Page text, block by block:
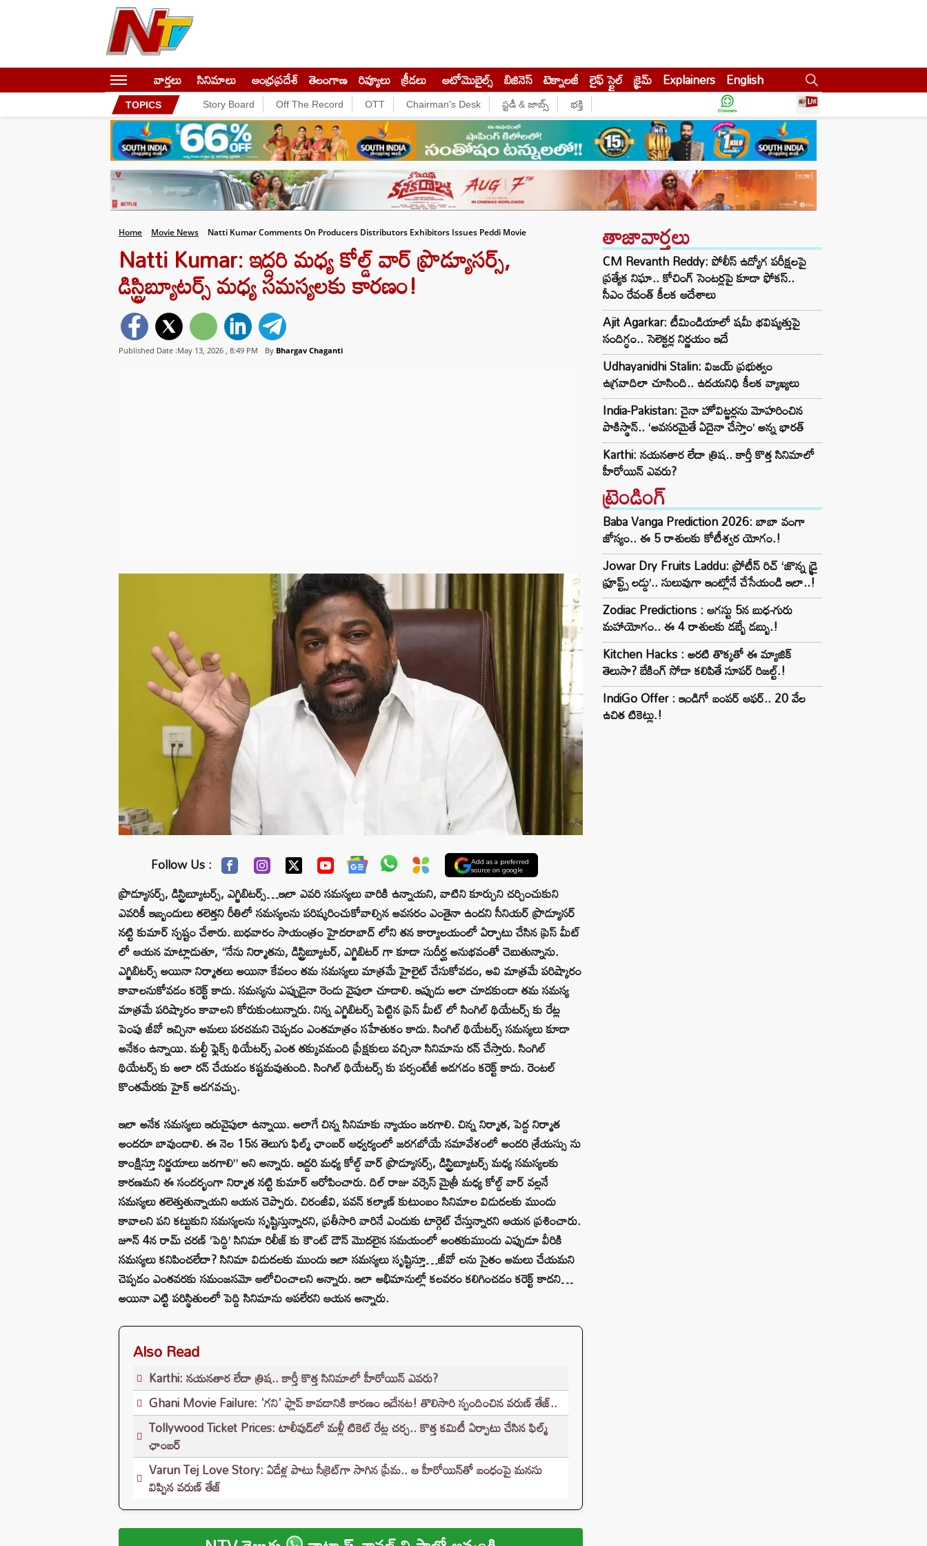
వార్తలు సినిమాలు ఆంధ్రప్రదేశ్ తెలంగాణ రివ్యూలు క్రీడలు ఆటోమొబైల్స్ బిజినెస్‌ టెక్నాలజీ లైఫ్ స్టైల్ క్రైమ్ Explainers English
TOPICS Story Board Off The Record OTT Chairman's Desk స్టడీ & జాబ్స్ భక్తి
Home Movie News Natti Kumar Comments On Producers Distributors Exhibitors Issues Peddi Movie
Natti Kumar: ఇద్దరి మధ్య కోల్డ్ వార్ ప్రొడ్యూసర్స్,
డిస్ట్రిబ్యూటర్స్ మధ్య సమస్యలకు కారణం!
Published Date :May 13, 2026 , 8:49 PM By Bhargav Chaganti
Follow Us : Add as a preferred
source on google
ప్రొడ్యూసర్స్, డిస్ట్రిబ్యూటర్స్, ఎగ్జిబిటర్స్…ఇలా ఎవరి సమస్యలు వారికి ఉన్నాయని, వాటిని కూర్చుని చర్చించుకుని
ఎవరికీ ఇబ్బందులు తలెత్తని రీతిలో సమస్యలను పరిష్కరించుకోవాల్సిన అవసరం ఎంతైనా ఉందని సీనియర్ ప్రొడ్యూసర్
నట్టి కుమార్ స్పష్టం చేశారు. బుధవారం సాయంత్రం హైదరాబాద్ లోని తన కార్యాలయంలో ఏర్పాటు చేసిన ప్రెస్ మీట్
లో ఆయన మాట్లాడుతూ, “నేను నిర్మాతను, డిస్ట్రిబ్యూటర్, ఎగ్జిబిటర్ గా కూడా సుదీర్ఘ అనుభవంతో చెబుతున్నాను.
ఎగ్జిబిటర్స్ అయినా నిర్మాతలు అయినా కేవలం తమ సమస్యలు మాత్రమే హైలైట్ చేసుకోవడం, అవి మాత్రమే పరిష్కారం
కావాలనుకోవడం కరెక్ట్ కాదు. సమస్యను ఎప్పుడైనా రెండు వైపులా చూడాలి. ఇప్పుడు అలా చూడకుండా తమ సమస్య
మాత్రమే పరిష్కారం కావాలని కోరుకుంటున్నారు. నిన్న ఎగ్జిబిటర్స్ పెట్టిన ప్రెస్ మీట్ లో సింగిల్ థియేటర్స్ కు రేట్ల
పెంపు జీవో ఇచ్చినా అమలు పరచమని చెప్పడం ఎంతమాత్రం సహేతుకం కాదు. సింగిల్ థియేటర్స్ సమస్యలు కూడా
అనేకం ఉన్నాయి. మల్టీ ఫ్లెక్స్ థియేటర్స్ ఎంత తక్కువమంది ప్రేక్షకులు వచ్చినా సినిమాను రన్ చేస్తారు. సింగిల్
థియేటర్స్ కు అలా రన్ చేయడం కష్టమవుతుంది. సింగిల్ థియేటర్స్ కు ప‌ర్సంటేజీ అడగడం కరెక్ట్ కాదు. రెంటల్
కొంతమేరకు హైక్ అడగవచ్చు.
ఇలా అనేక సమస్యలు ఇరువైపులా ఉన్నాయి. అలాగే చిన్న సినిమాకు న్యాయం జరగాలి. చిన్న నిర్మాత, పెద్ద నిర్మాత
అందరూ బావుండాలి. ఈ నెల 15న తెలుగు ఫిల్మ్ ఛాంబర్ ఆధ్వర్యంలో జరగబోయే సమావేశంలో అందరి శ్రేయస్సు ను
కాంక్షిస్తూ నిర్ణయాలు జరగాలి” అని అన్నారు. ఇద్దరి మధ్య కోల్డ్ వార్ ప్రొడ్యూసర్స్, డిస్ట్రిబ్యూటర్స్ మధ్య సమస్యలకు
కారణమని ఈ సందర్భంగా నిర్మాత నట్టి కుమార్ ఆరోపించారు. దిల్ రాజు వర్సెస్ మైత్రీ మధ్య కోల్డ్ వార్ వల్లనే
సమస్యలు తలెత్తుతున్నాయని ఆయన చెప్పారు. చిరంజీవి, పవన్ కల్యాణ్ కుటుంబం సినిమాల విడుదలకు ముందు
కావాలని పని కట్టుకుని సమస్యలను సృష్టిస్తున్నారని, ప్రతీసారి వారినే ఎందుకు టార్గెట్ చేస్తున్నారని ఆయన ప్రశించారు.
జూన్ 4న రామ్ చరణ్ ‘పెద్ది’ సినిమా రిలీజ్ కు కౌంట్ డౌన్ మొదలైన సమయంలో అంతకుముందు ఎప్పుడూ వీరికి
సమస్యలు కనిపించలేదా? సినిమా విడుదలకు ముందు ఇలా సమస్యలు సృష్టిస్తూ…జీవో లను సైతం అమలు చేయమని
చెప్పడం ఎంతవరకు సమంజసమో ఆలోచించాలని అన్నారు. ఇలా అభిమానుల్లో కలవరం కలిగించడం కరెక్ట్ కాదని…
అయినా ఎట్టి పరిస్థితులలో పెద్ది సినిమాను ఆపలేరని ఆయన అన్నారు.
Also Read
Karthi: నయనతార లేదా త్రిష.. కార్తీ కొత్త సినిమాలో హీరోయిన్ ఎవరు?
Ghani Movie Failure: 'గని' ఫ్లాప్‌ కావడానికి కారణం ఇదేనట! తొలిసారి స్పందించిన వరుణ్ తేజ్..
Tollywood Ticket Prices: టాలీవుడ్‌లో మళ్లీ టికెట్‌ రేట్ల చర్చ.. కొత్త కమిటీ ఏర్పాటు చేసిన ఫిల్మ్‌
ఛాంబర్‌
Varun Tej Love Story: ఏడేళ్ల పాటు సీక్రెట్‌గా సాగిన ప్రేమ.. ఆ హీరోయిన్‌తో బంధంపై మనసు
విప్పిన వరుణ్ తేజ్
తాజావార్తలు
CM Revanth Reddy: పోలీస్ ఉద్యోగ పరీక్షలపై
ప్రత్యేక నిఘా.. కోచింగ్ సెంటర్లపై కూడా ఫోకస్..
సీఎం రేవంత్ కీలక ఆదేశాలు
Ajit Agarkar: టీమిండియాలో షమీ భవిష్యత్తుపై
సందిగ్ధం.. సెలెక్టర్ల నిర్ణయం ఇదే
Udhayanidhi Stalin: విజయ్ ప్రభుత్వం
ఉగ్రవాదిలా చూసింది.. ఉదయనిధి కీలక వ్యాఖ్యలు
India-Pakistan: చైనా హోవిట్జర్లను మోహరించిన
పాకిస్థాన్.. ‘అవసరమైతే ఏదైనా చేస్తాం’ అన్న భారత్
Karthi: నయనతార లేదా త్రిష.. కార్తీ కొత్త సినిమాలో
హీరోయిన్ ఎవరు?
ట్రెండింగ్‌
Baba Vanga Prediction 2026: బాబా వంగా
జోస్యం.. ఈ 5 రాశులకు కోటీశ్వర యోగం.!
Jowar Dry Fruits Laddu: ప్రోటీన్ రిచ్ ‘జొన్న డ్రై
ఫ్రూప్ట్స్ లడ్డు’.. సులువుగా ఇంట్లోనే చేసేయండి ఇలా..!
Zodiac Predictions : ఆగస్టు 5న బుధ-గురు
మహాయోగం.. ఈ 4 రాశులకు డబ్బే డబ్బు.!
Kitchen Hacks : అరటి తొక్కతో ఈ మ్యాజిక్
తెలుసా? బేకింగ్ సోడా కలిపితే సూపర్ రిజల్ట్.!
IndiGo Offer : ఇండిగో బంపర్ ఆఫర్.. 20 వేల
ఉచిత టికెట్లు.!